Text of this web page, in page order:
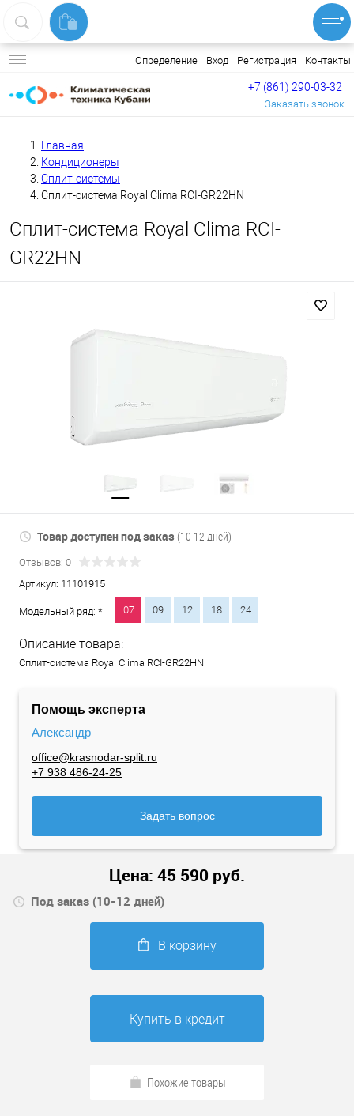
Определение Вход Регистрация Контакты
+7 (861) 290-03-32
Заказать звонок
Главная
Кондиционеры
Сплит-системы
Сплит-система Royal Clima RCI-GR22HN
Сплит-система Royal Clima RCI-
GR22HN
Товар доступен под заказ (10-12 дней)
Отзывов: 0
Артикул: 11101915
Модельный ряд: * 07 09 12 18 24
Описание товара:
Сплит-система Royal Clima RCI-GR22HN
Помощь эксперта
Александр
office@krasnodar-split.ru
+7 938 486-24-25
Задать вопрос
Цена: 45 590 руб.
Под заказ (10-12 дней)
В корзину
Купить в кредит
Похожие товары